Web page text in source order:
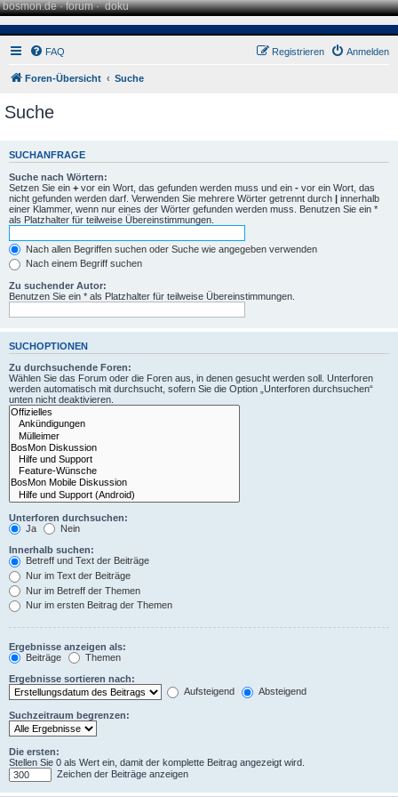
bosmon.de·forum·doku
FAQ Anmelden
Registrieren
Foren-Übersicht Suche
Suche
SUCHANFRAGE
Suche nach Wörtern:
Setzen Sie ein + vor ein Wort, das gefunden werden muss und ein - vor ein Wort, das
nicht gefunden werden darf. Verwenden Sie mehrere Wörter getrennt durch | innerhalb
einer Klammer, wenn nur eines der Wörter gefunden werden muss. Benutzen Sie ein *
als Platzhalter für teilweise Übereinstimmungen.
Nach allen Begriffen suchen oder Suche wie angegeben verwenden
Nach einem Begriff suchen
Zu suchender Autor:
Benutzen Sie ein * als Platzhalter für teilweise Übereinstimmungen.
SUCHOPTIONEN
Zu durchsuchende Foren:
Wählen Sie das Forum oder die Foren aus, in denen gesucht werden soll. Unterforen
werden automatisch mit durchsucht, sofern Sie die Option „Unterforen durchsuchen“
unten nicht deaktivieren.
Unterforen durchsuchen:
Ja
Nein
Innerhalb suchen:
Betreff und Text der Beiträge
Nur im Text der Beiträge
Nur im Betreff der Themen
Nur im ersten Beitrag der Themen
Ergebnisse anzeigen als:
Beiträge
Themen
Ergebnisse sortieren nach:
Aufsteigend
Absteigend
Suchzeitraum begrenzen:
Die ersten:
Stellen Sie 0 als Wert ein, damit der komplette Beitrag angezeigt wird.
Zeichen der Beiträge anzeigen